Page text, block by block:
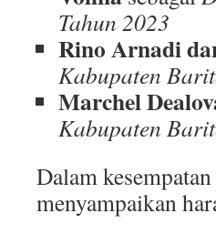
Tahun 2023
Rino Arnadi
Kabupaten
Marchel
Kabupaten
Dalam
menyampaikan